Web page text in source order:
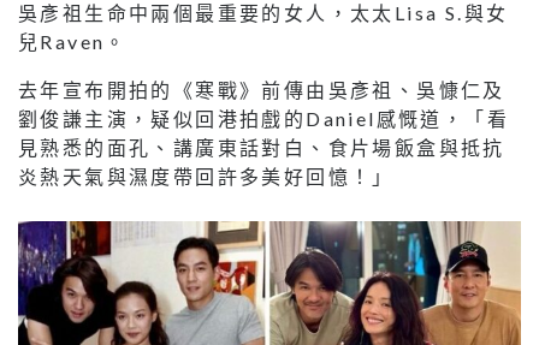
吳彥祖生命中兩個最重要的女人，太太Lisa S.與女
兒Raven。
去年宣布開拍的《寒戰》前傳由吳彥祖、吳慷仁及
劉俊謙主演，疑似回港拍戲的Daniel感慨道，「看
見熟悉的面孔、講廣東話對白、食片場飯盒與抵抗
炎熱天氣與濕度帶回許多美好回憶！」